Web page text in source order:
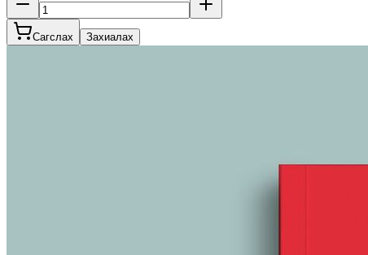
Сагслах Захиалах